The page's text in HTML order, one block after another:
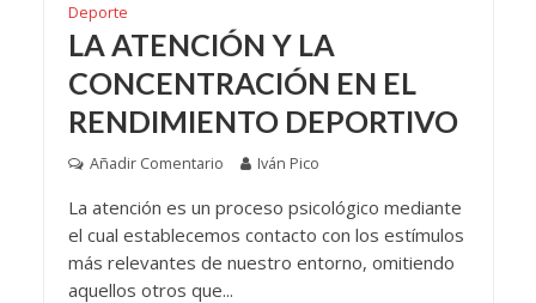
Deporte
LA ATENCIÓN Y LA
CONCENTRACIÓN EN EL
RENDIMIENTO DEPORTIVO
Añadir Comentario Iván Pico
La atención es un proceso psicológico mediante
el cual establecemos contacto con los estímulos
más relevantes de nuestro entorno, omitiendo
aquellos otros que...